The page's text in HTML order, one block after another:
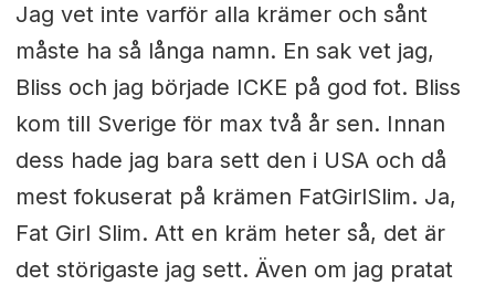
Jag vet inte varför alla krämer och sånt
måste ha så långa namn. En sak vet jag,
Bliss och jag började ICKE på god fot. Bliss
kom till Sverige för max två år sen. Innan
dess hade jag bara sett den i USA och då
mest fokuserat på krämen FatGirlSlim. Ja,
Fat Girl Slim. Att en kräm heter så, det är
det störigaste jag sett. Även om jag pratat